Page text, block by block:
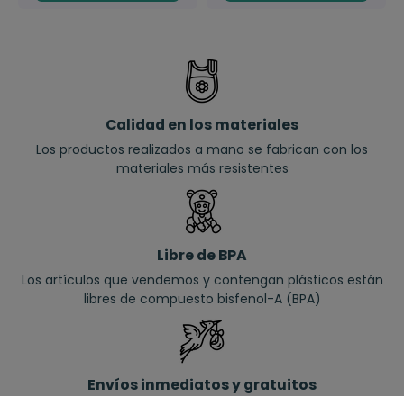
Calidad en los materiales
Los productos realizados a mano se fabrican con los
materiales más resistentes
Libre de BPA
Los artículos que vendemos y contengan plásticos están
libres de compuesto bisfenol-A (BPA)
Envíos inmediatos y gratuitos